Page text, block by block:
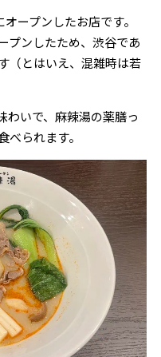
ープンしたお店です。
プンしたため、渋谷であ
（とはいえ、混雑時は若
わいで、麻辣湯の薬膳っ
られます。